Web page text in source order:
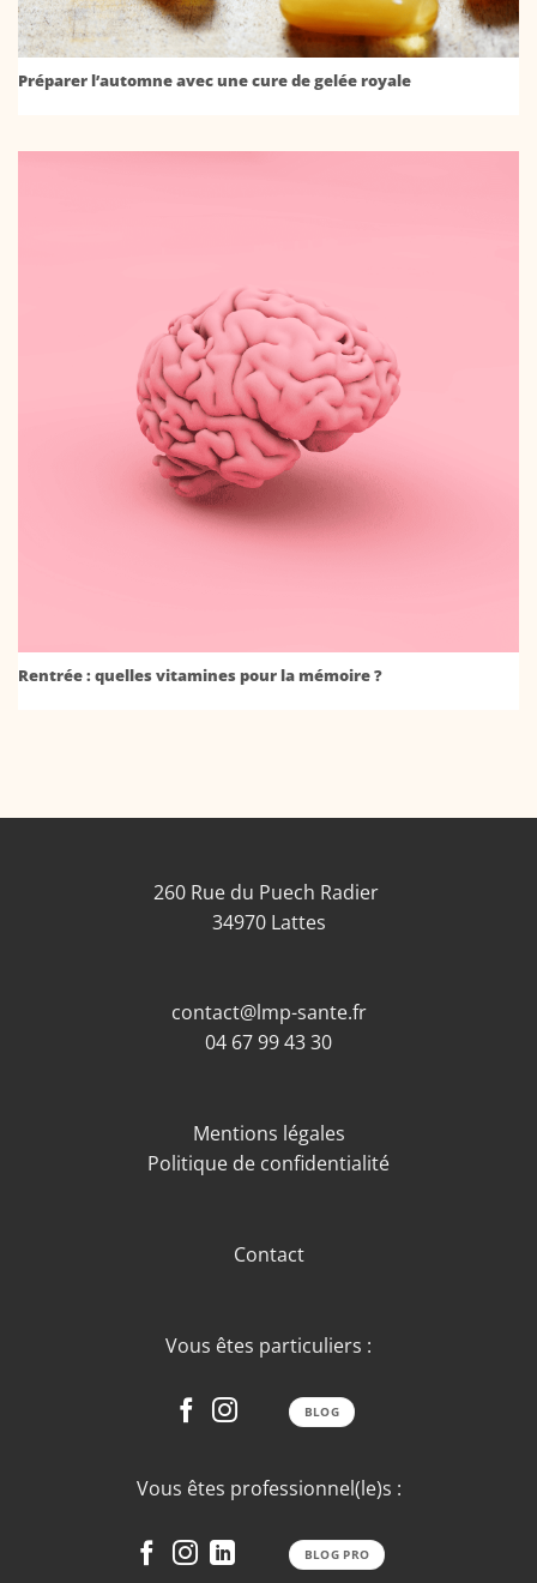
Préparer l’automne avec une cure de gelée royale
Rentrée : quelles vitamines pour la mémoire ?
260 Rue du Puech Radier
34970 Lattes
contact@lmp-sante.fr
04 67 99 43 30
Mentions légales
Politique de confidentialité
Contact
Vous êtes particuliers :
BLOG
Vous êtes professionnel(le)s :
BLOG PRO